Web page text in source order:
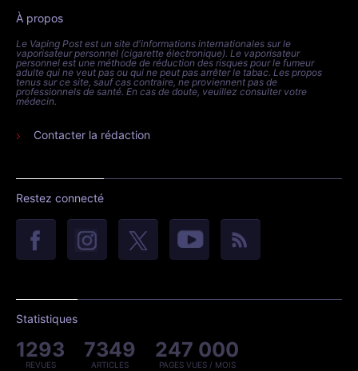
À propos
Le Vaping Post est un site d'informations internationales sur le
vaporisateur personnel (cigarette électronique). Le vaporisateur
personnel est une méthode de réduction des risques pour le fumeur
adulte qui ne veut pas ou qui ne peut pas arrêter le tabac. Les propos
tenus sur ce site, sauf cas contraire, ne proviennent pas de
professionnels de santé. En cas de doute, veuillez consulter votre
médecin.
Contacter la rédaction
Restez connecté
Statistiques
1293
REVUES
7349
ARTICLES
247 000
PAGES VUES / MOIS